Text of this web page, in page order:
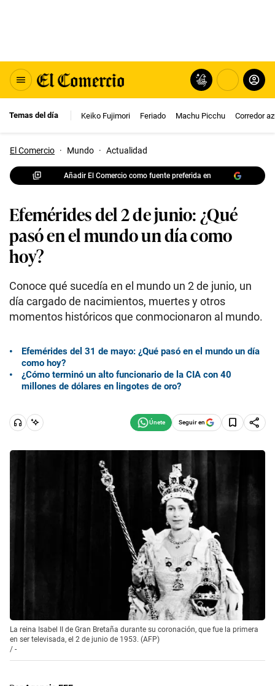
Temas del día Keiko Fujimori Feriado Machu Picchu Corredor
El Comercio · Mundo · Actualidad
Añadir El Comercio como fuente preferida en
Efemérides del 2 de junio: ¿Qué
pasó en el mundo un día como
hoy?
Conoce qué sucedía en el mundo un 2 de junio, un
día cargado de nacimientos, muertes y otros
momentos históricos que conmocionaron al mundo.
Efemérides del 31 de mayo: ¿Qué pasó en el mundo un día
como hoy?
¿Cómo terminó un alto funcionario de la CIA con 40
millones de dólares en lingotes de oro?
Seguir en
La reina Isabel II de Gran Bretaña durante su coronación, que fue la primera
en ser televisada, el 2 de junio de 1953. (AFP)
/ -